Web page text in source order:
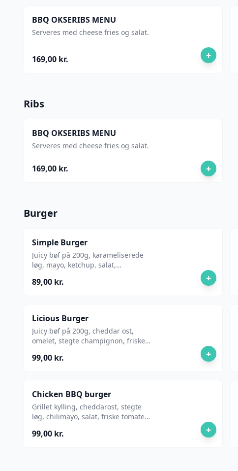
BBQ OKSERIBS MENU
Serveres med cheese fries og salat.
169,00 kr. +
Ribs
BBQ OKSERIBS MENU
Serveres med cheese fries og salat.
169,00 kr. +
Burger
Simple Burger
Juicy bøf på 200g, karameliserede
løg, mayo, ketchup, salat,
frisk tomat.
89,00 kr. +
Licious Burger
Juicy bøf på 200g, cheddar ost,
omelet, stegte champignon, friske
99,00 kr. +
Chicken BBQ burger
Grillet kylling, cheddarost, stegte
løg, chilimayo, salat, friske tomater,
99,00 kr. +